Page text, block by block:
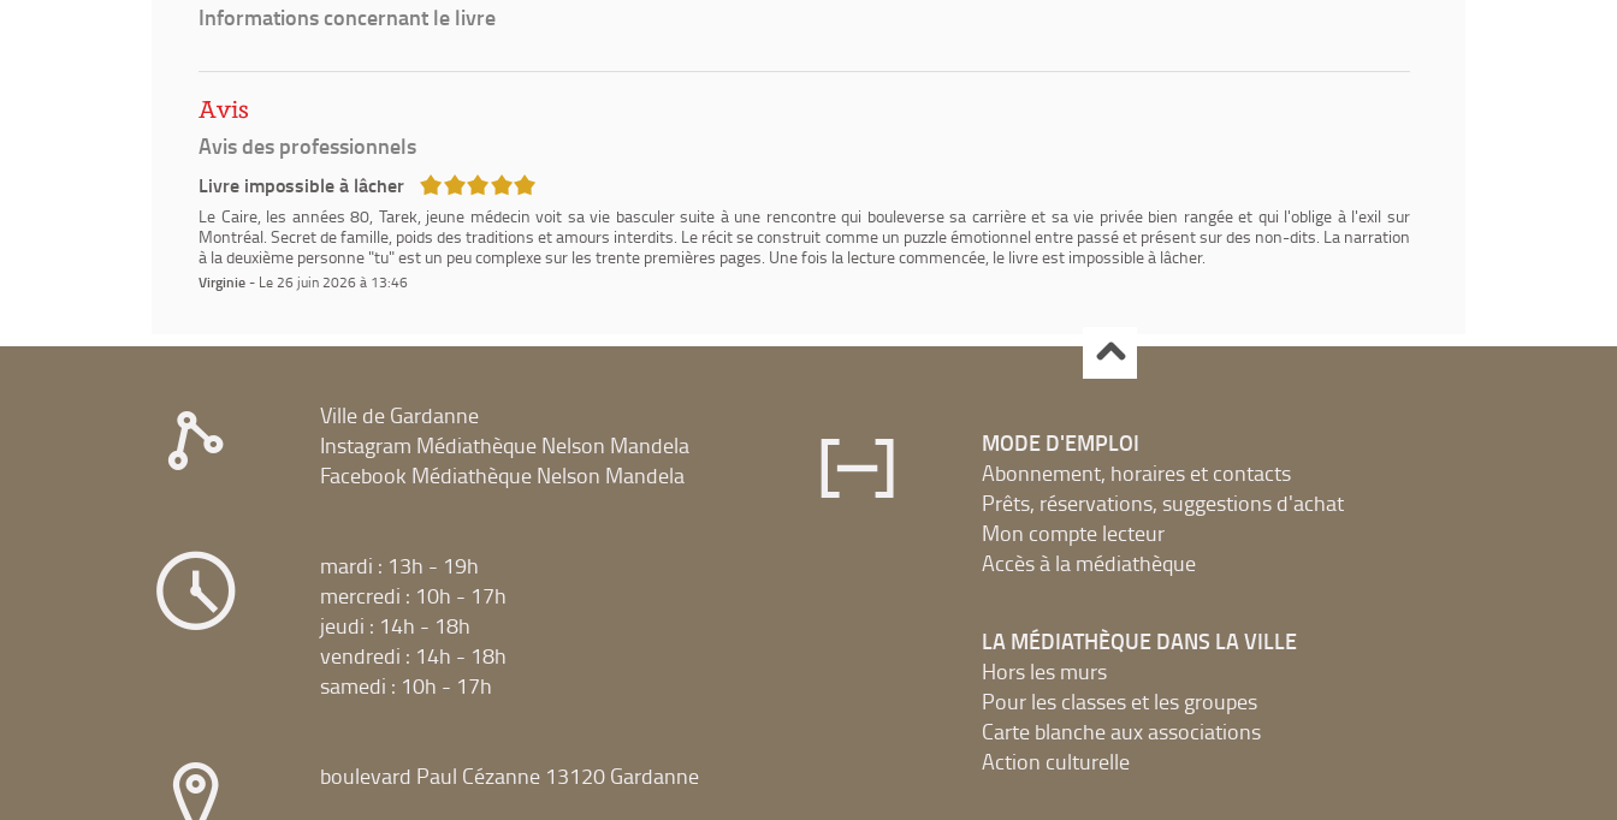
Informations concernant le livre
Avis
Avis des professionnels
Livre impossible à lâcher 5/5
Le Caire, les années 80, Tarek, jeune médecin voit sa vie basculer suite à une rencontre qui bouleverse sa carrière et sa vie privée bien rangée et qui l'oblige à l'exil sur
Montréal. Secret de famille, poids des traditions et amours interdits. Le récit se construit comme un puzzle émotionnel entre passé et présent sur des non-dits. La narration
à la deuxième personne "tu" est un peu complexe sur les trente premières pages. Une fois la lecture commencée, le livre est impossible à lâcher.
Virginie- Le 26 juin 2026 à 13:46
Ville de Gardanne
Instagram Médiathèque Nelson Mandela
Facebook Médiathèque Nelson Mandela
mardi : 13h - 19h
mercredi : 10h - 17h
jeudi : 14h - 18h
vendredi : 14h - 18h
samedi : 10h - 17h
boulevard Paul Cézanne 13120 Gardanne
MODE D'EMPLOI
Abonnement, horaires et contacts
Prêts, réservations, suggestions d'achat
Mon compte lecteur
Accès à la médiathèque
LA MÉDIATHÈQUE DANS LA VILLE
Hors les murs
Pour les classes et les groupes
Carte blanche aux associations
Action culturelle